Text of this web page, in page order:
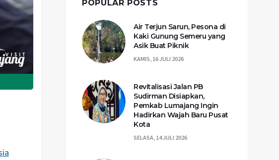
POPULAR POSTS
Air Terjun Sarun, Pesona di
Kaki Gunung Semeru yang
Asik Buat Piknik
KAMIS, 16 JULI 2026
Revitalisasi Jalan PB
Sudirman Disiapkan,
Pemkab Lumajang Ingin
Hadirkan Wajah Baru Pusat
Kota
SELASA, 14 JULI 2026